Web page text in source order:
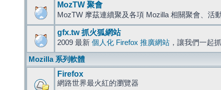
MozTW 聚會
MozTW 摩茲連續聚及各項 Mozilla 相關聚會、活
gfx.tw 抓火狐網站
2009 最新 個人化 Firefox 推廣網站 ，讓我們一起
Mozilla 系列軟體
Firefox
網路世界最火紅的瀏覽器